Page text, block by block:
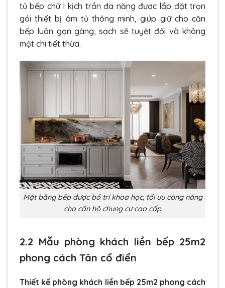
tủ bếp chữ I kịch trần đa năng được lắp đặt trọn
gói thiết bị âm tủ thông minh, giúp giữ cho căn
bếp luôn gọn gàng, sạch sẽ tuyệt đối và không
một chi tiết thừa.
Mặt bằng bếp được bố trí khoa học, tối ưu công năng
cho căn hộ chung cư cao cấp
2.2 Mẫu phòng khách liền bếp 25m2
phong cách Tân cổ điển
Thiết kế phòng khách liền bếp 25m2 phong cách